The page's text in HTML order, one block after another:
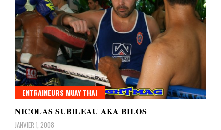
ENTRAINEURS MUAY THAI
NICOLAS SUBILEAU AKA BILOS
JANVIER 1, 2008